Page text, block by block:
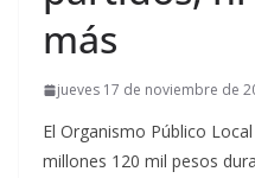
más
jueves 17 de noviembre de
El Organismo Público
millones 120 mil pesos